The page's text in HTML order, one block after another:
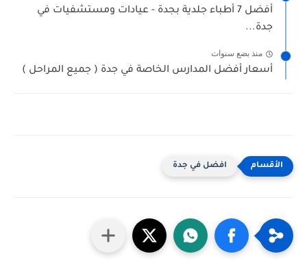
أفضل 7 أطباء جلدية بجدة - عيادات ومستشفيات في
جدة...
منذ بضع سنوات
أسعار أفضل المدارس الخاصة في جدة ( جميع المراحل )
افضل في جدة